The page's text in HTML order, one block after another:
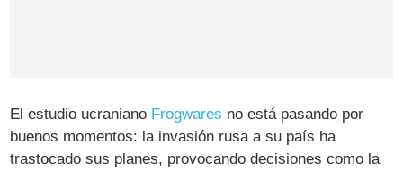
El estudio ucraniano Frogwares no está pasando por
buenos momentos: la invasión rusa a su país ha
trastocado sus planes, provocando decisiones como la